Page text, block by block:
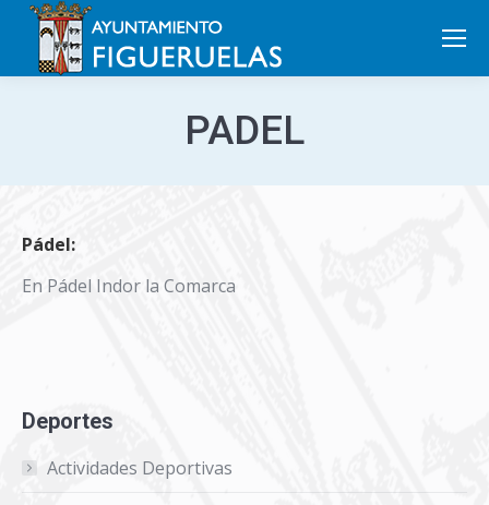
Search:
PADEL
Pádel:
En Pádel Indor la Comarca
Deportes
Actividades Deportivas